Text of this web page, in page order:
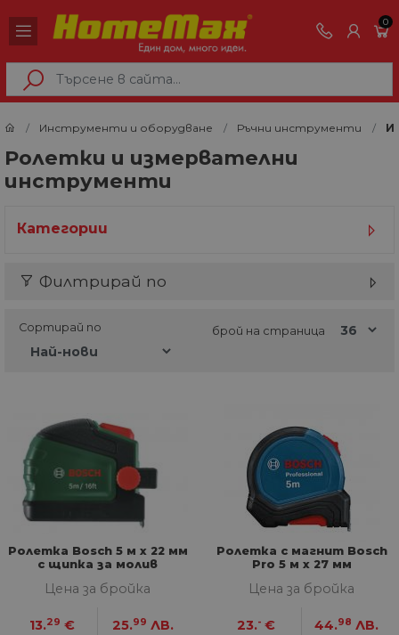
0
Инструменти и оборудване Ръчни инструменти
Ролетки и измервателни
инструменти
Категории
Филтрирай по
Сортирай по брой на страница
Ролетка Bosch 5 м х 22 мм
с щипка за молив
Цена за бройка
13.29 € 25.99 ЛВ.
Ролетка с магнит Bosch
Pro 5 м х 27 мм
Цена за бройка
23.-€ 44.98 ЛВ.